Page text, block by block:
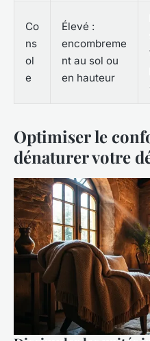
Co
ns
ol
e
Élevé :
encombreme
nt au sol ou
en hauteur
Optimiser le
dénaturer votre